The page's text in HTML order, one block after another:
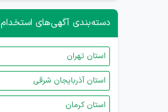
دسته‌بندی آگهی‌های استخدام
استان تهران
استان آذربایجان شرقی
استان کرمان